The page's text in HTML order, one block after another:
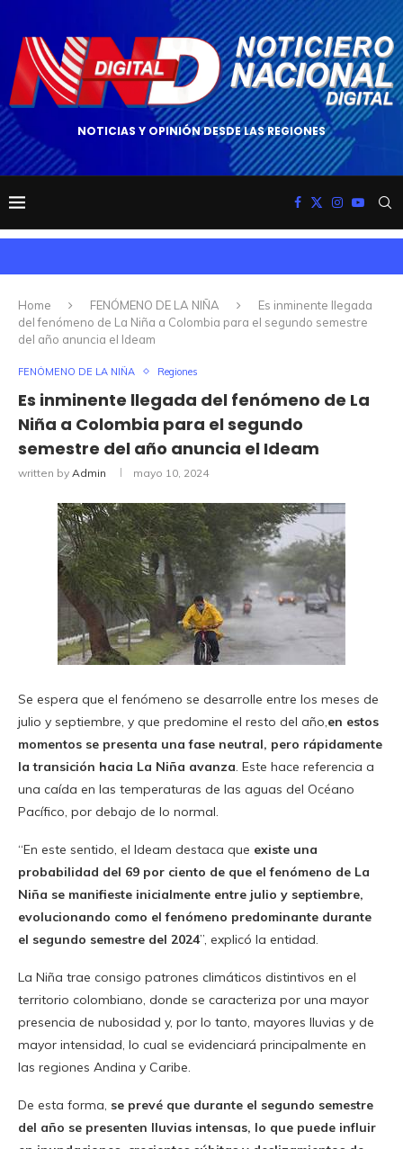
NOTICIAS Y OPINIÓN DESDE LAS REGIONES
Home FENÓMENO DE LA NIÑA
Es inminente llegada
del fenómeno de La Niña a Colombia para el segundo semestre
del año anuncia el Ideam
FENÓMENO DE LA NIÑA Regiones
Es inminente llegada del fenómeno de La
Niña a Colombia para el segundo
semestre del año anuncia el Ideam
written by Admin mayo 10, 2024
Se espera que el fenómeno se desarrolle entre los meses de
julio y septiembre, y que predomine el resto del año, en estos
momentos se presenta una fase neutral, pero rápidamente
la transición hacia La Niña avanza . Este hace referencia a
una caída en las temperaturas de las aguas del Océano
Pacífico, por debajo de lo normal.
“En este sentido, el Ideam destaca que existe una
probabilidad del 69 por ciento de que el fenómeno de La
Niña se manifieste inicialmente entre julio y septiembre,
evolucionando como el fenómeno predominante durante
el segundo semestre del 2024”, explicó la entidad.
La Niña trae consigo patrones climáticos distintivos en el
territorio colombiano, donde se caracteriza por una mayor
presencia de nubosidad y, por lo tanto, mayores lluvias y de
mayor intensidad, lo cual se evidenciará principalmente en
las regiones Andina y Caribe.
De esta forma, se prevé que durante el segundo semestre
del año se presenten lluvias intensas, lo que puede influir